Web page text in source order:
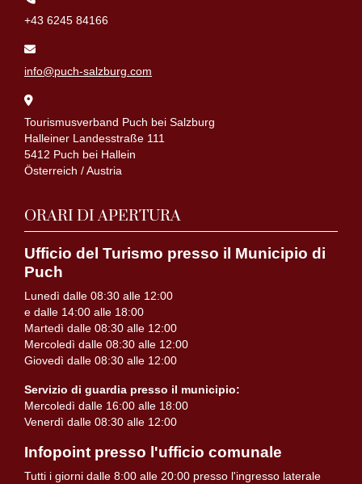
+43 6245 84166
info@puch-salzburg.com
Tourismusverband Puch bei Salzburg
Halleiner Landesstraße 111
5412 Puch bei Hallein
Österreich / Austria
ORARI DI APERTURA
Ufficio del Turismo presso il Municipio di
Puch
Lunedì dalle 08:30 alle 12:00
e dalle 14:00 alle 18:00
Martedì dalle 08:30 alle 12:00
Mercoledì dalle 08:30 alle 12:00
Giovedì dalle 08:30 alle 12:00
Servizio di guardia presso il municipio:
Mercoledì dalle 16:00 alle 18:00
Venerdì dalle 08:30 alle 12:00
Infopoint presso l'ufficio comunale
Tutti i giorni dalle 8:00 alle 20:00 presso l'ingresso laterale